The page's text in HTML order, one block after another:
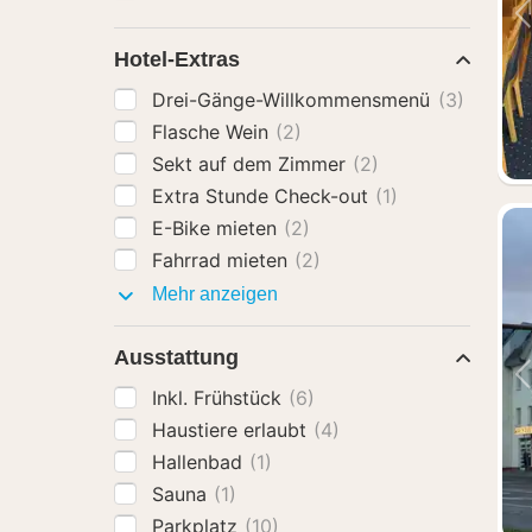
Hotel-Extras
Drei-Gänge-Willkommensmenü (3)
Flasche Wein (2)
Sekt auf dem Zimmer (2)
Extra Stunde Check-out (1)
E-Bike mieten (2)
Fahrrad mieten (2)
Mehr anzeigen
Ausstattung
Inkl. Frühstück (6)
Haustiere erlaubt (4)
Hallenbad (1)
Sauna (1)
Parkplatz (10)